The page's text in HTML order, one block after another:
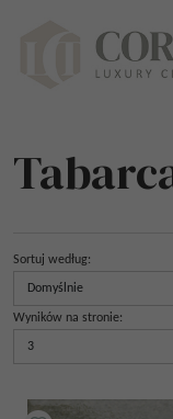
Sortuj według:
Wyników na stronie: